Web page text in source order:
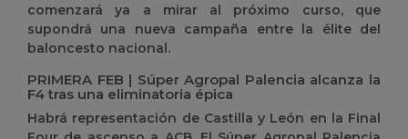
comenzará ya a mirar al próximo curso, que
supondrá una nueva campaña entre la élite del
baloncesto nacional.
PRIMERA FEB | Súper Agropal Palencia alcanza la
F4 tras una eliminatoria épica
Habrá representación de Castilla y León en la Final